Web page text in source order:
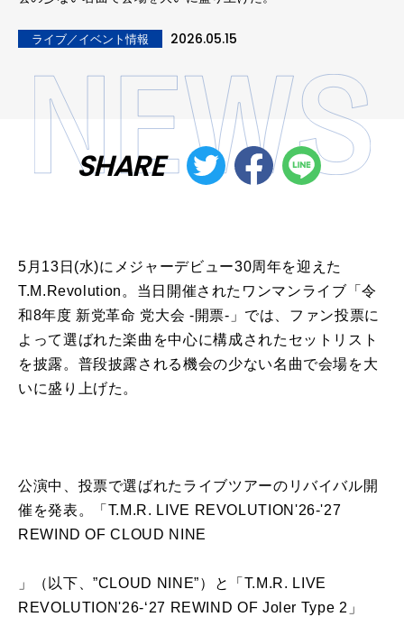
ライブ／イベント情報 2026.05.15
SHARE
5月13日(水)にメジャーデビュー30周年を迎えた
T.M.Revolution。当日開催されたワンマンライブ「令
和8年度 新党革命 党大会 -開票-」では、ファン投票に
よって選ばれた楽曲を中心に構成されたセットリスト
を披露。普段披露される機会の少ない名曲で会場を大
いに盛り上げた。
公演中、投票で選ばれたライブツアーのリバイバル開
催を発表。「T.M.R. LIVE REVOLUTION'26-'27
REWIND OF CLOUD NINE
」（以下、”CLOUD NINE”）と「T.M.R. LIVE
REVOLUTION'26-‘27 REWIND OF Joler Type 2」